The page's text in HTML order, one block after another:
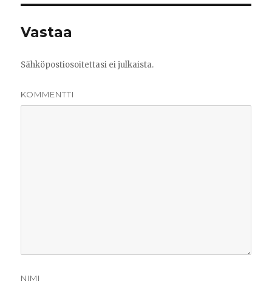
Vastaa
Sähköpostiosoitettasi ei julkaista.
KOMMENTTI
NIMI